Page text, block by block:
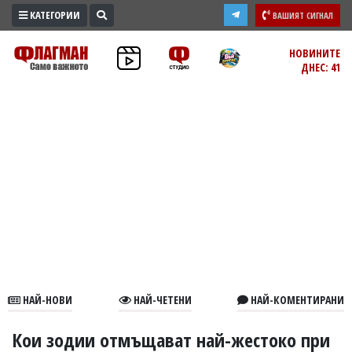
ПРОМО
ЗОНА
В
КАТЕГОРИИ ВАШИЯТ СИГНАЛ
НОВИНИТЕ
ДНЕС: 41
НАЙ-НОВИ НАЙ-ЧЕТЕНИ НАЙ-КОМЕНТИРАНИ
Кои зодии отмъщават най-жестоко при